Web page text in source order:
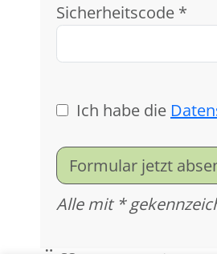
Sicherheitscode *
Ich habe die
Formular jetzt
Alle mit *